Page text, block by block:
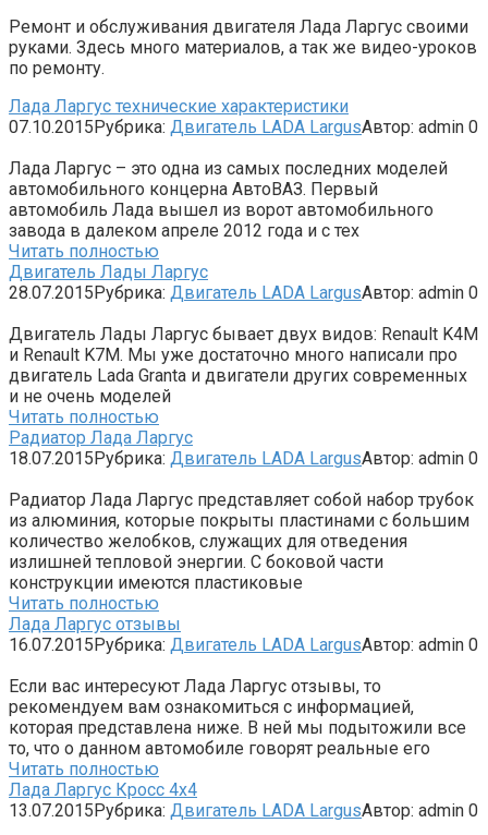
Ремонт и обслуживания двигателя Лада Ларгус своими
руками. Здесь много материалов, а так же видео-уроков
по ремонту.
Лада Ларгус технические характеристики
07.10.2015Рубрика: Двигатель LADA LargusАвтор: admin 0
Лада Ларгус – это одна из самых последних моделей
автомобильного концерна АвтоВАЗ. Первый
автомобиль Лада вышел из ворот автомобильного
завода в далеком апреле 2012 года и с тех
Читать полностью
Двигатель Лады Ларгус
28.07.2015Рубрика: Двигатель LADA LargusАвтор: admin 0
Двигатель Лады Ларгус бывает двух видов: Renault K4M
и Renault K7M. Мы уже достаточно много написали про
двигатель Lada Granta и двигатели других современных
и не очень моделей
Читать полностью
Радиатор Лада Ларгус
18.07.2015Рубрика: Двигатель LADA LargusАвтор: admin 0
Радиатор Лада Ларгус представляет собой набор трубок
из алюминия, которые покрыты пластинами с большим
количество желобков, служащих для отведения
излишней тепловой энергии. С боковой части
конструкции имеются пластиковые
Читать полностью
Лада Ларгус отзывы
16.07.2015Рубрика: Двигатель LADA LargusАвтор: admin 0
Если вас интересуют Лада Ларгус отзывы, то
рекомендуем вам ознакомиться с информацией,
которая представлена ниже. В ней мы подытожили все
то, что о данном автомобиле говорят реальные его
Читать полностью
Лада Ларгус Кросс 4х4
13.07.2015Рубрика: Двигатель LADA LargusАвтор: admin 0